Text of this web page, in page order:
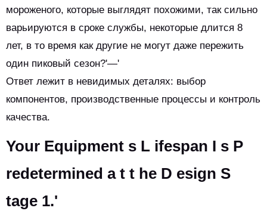
мороженого, которые выглядят похожими, так сильно
варьируются в сроке службы, некоторые длится 8
лет, в то время как другие не могут даже пережить
один пиковый сезон?'—'
Ответ лежит в невидимых деталях: выбор
компонентов, производственные процессы и контроль
качества.
Your Equipment s L ifespan I s P
redetermined a t t he D esign S
tage 1.'